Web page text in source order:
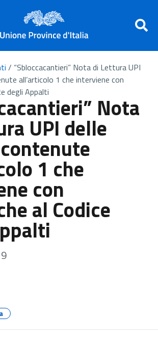
/ “Sbloccacantieri” Nota di Lettura UPI
all’articolo 1 che interviene con
degli Appalti
Nota
UPI delle
1 che
con
al Codice